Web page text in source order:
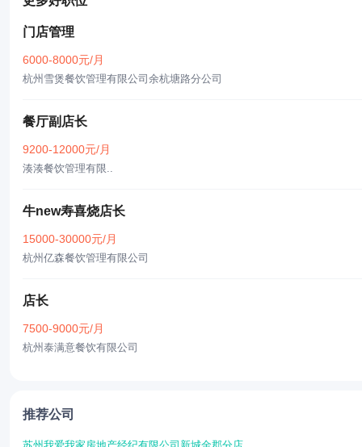
门店管理
6000-8000元/月
杭州雪煲餐饮管理有限公司余杭塘路分公司
餐厅副店长
9200-12000元/月
湊湊餐饮管理有限..
牛new寿喜烧店长
15000-30000元/月
杭州亿森餐饮管理有限公司
店长
7500-9000元/月
杭州泰满意餐饮有限公司
推荐公司